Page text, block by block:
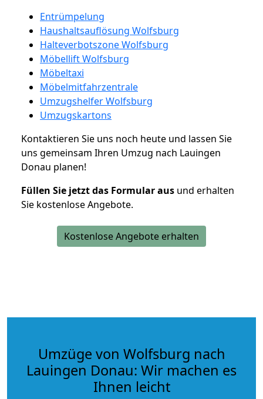
Entrümpelung
Haushaltsauflösung Wolfsburg
Halteverbotszone Wolfsburg
Möbellift Wolfsburg
Möbeltaxi
Möbelmitfahrzentrale
Umzugshelfer Wolfsburg
Umzugskartons
Kontaktieren Sie uns noch heute und lassen Sie
uns gemeinsam Ihren Umzug nach Lauingen
Donau planen!
Füllen Sie jetzt das Formular aus und erhalten
Sie kostenlose Angebote.
Kostenlose Angebote erhalten
Umzüge von Wolfsburg nach
Lauingen Donau: Wir machen es
Ihnen leicht